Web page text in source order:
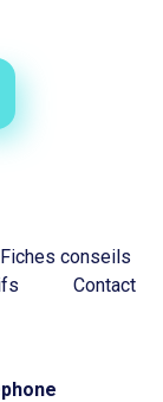
Fiches conseils
Contact